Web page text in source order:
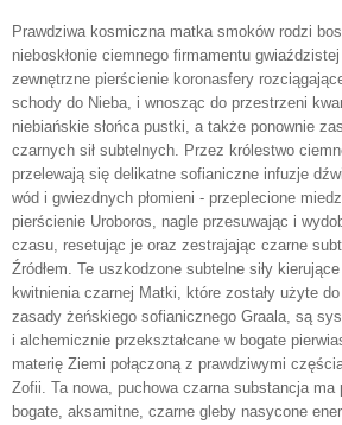
Prawdziwa kosmiczna matka smoków rodzi
nieboskłonie ciemnego firmamentu
zewnętrzne pierścienie koronasfery
schody do Nieba, i wnosząc do przestrzeni
niebiańskie słońca pustki, a także ponownie
czarnych sił subtelnych. Przez królestwo
przelewają się delikatne sofianiczne infuzje
wód i gwiezdnych płomieni - przeplecione
pierścienie Uroboros, nagle przesuwając i
czasu, resetując je oraz zestrajając czarne
Źródłem. Te uszkodzone subtelne siły
kwitnienia czarnej Matki, które zostały użyte
zasady żeńskiego sofianicznego Graala, są
i alchemicznie przekształcane w bogate
materię Ziemi połączoną z prawdziwymi
Zofii. Ta nowa, puchowa czarna substancja ma
bogate, aksamitne, czarne gleby nasycone